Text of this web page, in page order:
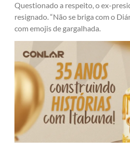
Questionado a respeito, o ex-
resignado. “Não se briga com o
com emojis de gargalhada.